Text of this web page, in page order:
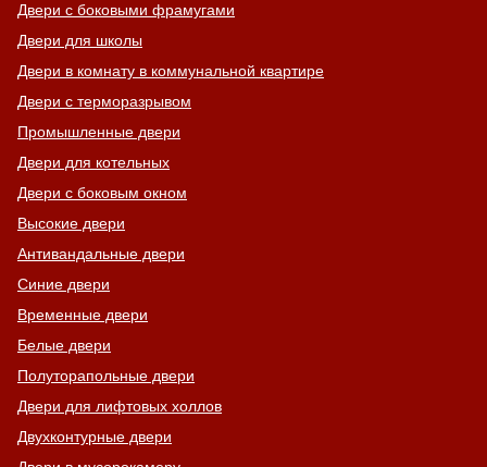
Двери с боковыми фрамугами
Двери для школы
Двери в комнату в коммунальной квартире
Двери с терморазрывом
Промышленные двери
Двери для котельных
Двери с боковым окном
Высокие двери
Антивандальные двери
Синие двери
Временные двери
Белые двери
Полуторапольные двери
Двери для лифтовых холлов
Двухконтурные двери